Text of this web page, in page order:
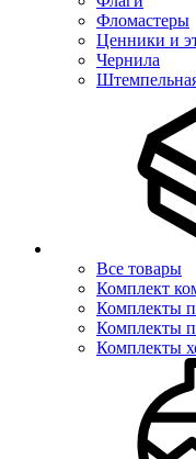
Фломастеры
Ценники и
Чернила
Все товары
Комплект
Комплекты
Комплекты
Комплекты